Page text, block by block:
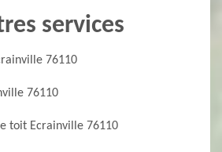
services
76110
76110
toit Ecrainville 76110